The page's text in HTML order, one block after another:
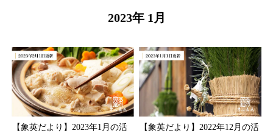
2023年 1月
【象英だより】2023年1月の活
【象英だより】2022年12月の活